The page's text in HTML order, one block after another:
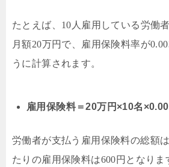
たとえば、10人雇用している労働
月額20万円で、雇用保険料率が
うに計算されます。
雇用保険料＝20万円×10名
労働者が支払う雇用保険料の総額
たりの雇用保険料は600円となりま